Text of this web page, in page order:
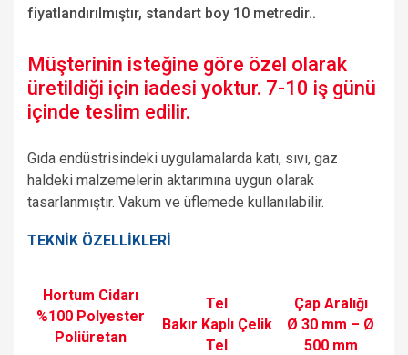
fiyatlandırılmıştır, standart boy 10 metredir..
Müşterinin isteğine göre özel olarak
üretildiği için iadesi yoktur. 7-10 iş günü
içinde teslim edilir.
Gıda endüstrisindeki uygulamalarda katı, sıvı, gaz
haldeki malzemelerin aktarımına uygun olarak
tasarlanmıştır. Vakum ve üflemede kullanılabilir.
TEKNİK ÖZELLİKLERİ
Hortum Cidarı
%100 Polyester
Poliüretan
Tel
Bakır Kaplı Çelik
Tel
Çap Aralığı
Ø 30 mm – Ø
500 mm